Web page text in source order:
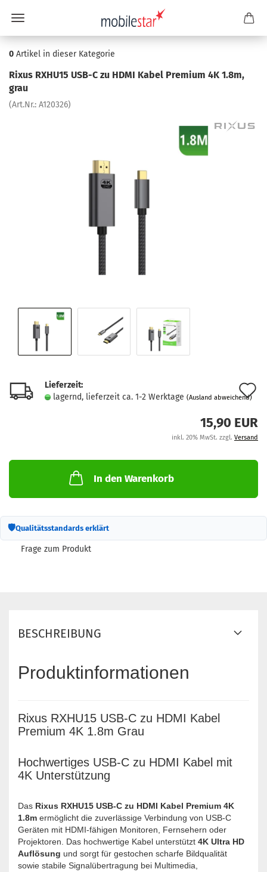
0 Artikel in dieser Kategorie
Rixus RXHU15 USB-C zu HDMI Kabel Pre­mi­um 4K 1.8m,
grau
(Art.Nr.: A120326)
Lieferzeit:
lagernd, lieferzeit ca. 1-2 Werktage (Ausland abweichend)
15,90 EUR
inkl. 20% MwSt. zzgl. Versand
In den Warenkorb
🛡Qualitätsstandards erklärt
Frage zum Produkt
BESCHREIBUNG
Produktinformationen
Rixus RXHU15 USB-C zu HDMI Kabel
Premium 4K 1.8m Grau
Hochwertiges USB-C zu HDMI Kabel mit
4K Unterstützung
Das Rixus RXHU15 USB-C zu HDMI Kabel Premium 4K
1.8m ermöglicht die zuverlässige Verbindung von USB-C
Geräten mit HDMI-fähigen Monitoren, Fernsehern oder
Projektoren. Das hochwertige Kabel unterstützt 4K Ultra HD
Auflösung und sorgt für gestochen scharfe Bildqualität
sowie stabile Signalübertragung bei Multimedia,